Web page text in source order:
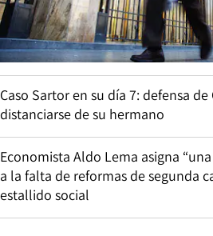
Caso Sartor en su día 7: defensa
distanciarse de su hermano
Economista Aldo Lema asigna
a la falta de reformas de segunda
estallido social